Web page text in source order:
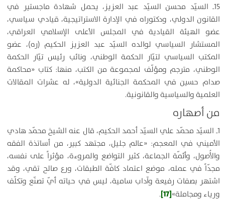
15ـ السيّد محسن السيّد عبد العزيز، يحمل شهادة ماجستير في
القانون الدولي، ودكتوراه في الإدارة الاستراتيجية، قيادي سياسي،
عضو الهيئة القيادية في المجلس الأعلى الإسلامي العراقي،
المستشار السياسي لوالده السيّد عبد العزيز الحكيم (ره)، عضو
المكتب السياسي لتيّار الحكمة الوطني، ونائب رئيس تيّار الحكمة
الوطني، مترجم ومؤلّف لمجموعة من الكتب، منها: كتاب «محاكمة
صدام حسين في المحكمة الجنائية الدولية»، له عشرات المقالات
العلمية والسياسية والقانونية.
من أصهاره
1ـ السيّد محمّد علي السيّد أحمد الحكيم، قال عنه الشيخ محمّد هادي
الأميني في المعجم: «عالم جليل، مجتهد كبير، من أساتذة الفقه
والأُصول، وأئمّة الجماعة، كثير التواضع والمروءة، مؤثراً على نفسه،
مجدّاً في عمله، موضع اعتماد كافّة الطبقات، ورع صالح تقي، وقد
اشتهر بصفات رفيعة وآداب سامية، ليس في حياته أيّ تصنّع وتكلّف
ورياء ومجاملة»[17]
.